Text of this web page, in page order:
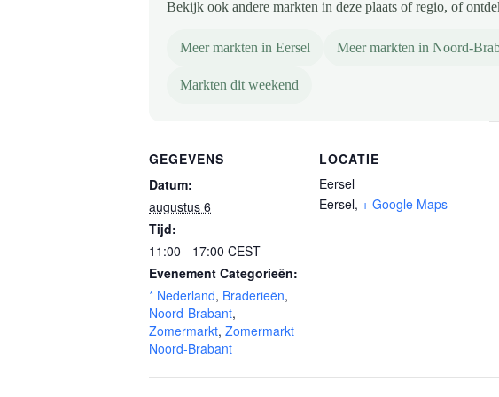
Bekijk ook andere markten in deze plaats of regio, of
Meer markten in Eersel Meer markten in Noord-
Markten dit weekend
GEGEVENS
Datum:
augustus 6
Tijd:
11:00 - 17:00 CEST
Evenement Categorieën:
* Nederland, Braderieën,
Noord-Brabant,
Zomermarkt, Zomermarkt
Noord-Brabant
LOCATIE
Eersel
Eersel, + Google Maps